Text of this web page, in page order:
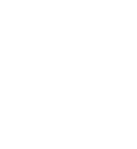
Audi, Renault,
fiat, chrysler,